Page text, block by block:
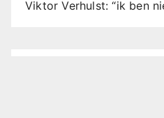
Viktor Verhulst: “ik ben